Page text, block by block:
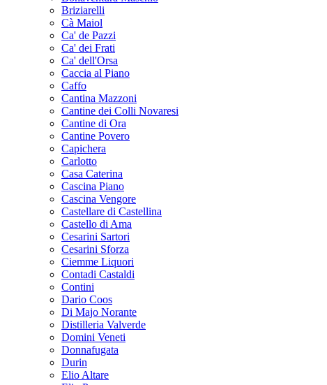
Briziarelli
Cà Maiol
Ca' de Pazzi
Ca' dei Frati
Ca' dell'Orsa
Caccia al Piano
Caffo
Cantina Mazzoni
Cantine dei Colli Novaresi
Cantine di Ora
Cantine Povero
Capichera
Carlotto
Casa Caterina
Cascina Piano
Cascina Vengore
Castellare di Castellina
Castello di Ama
Cesarini Sartori
Cesarini Sforza
Ciemme Liquori
Contadi Castaldi
Contini
Dario Coos
Di Majo Norante
Distilleria Valverde
Domini Veneti
Donnafugata
Durin
Elio Altare